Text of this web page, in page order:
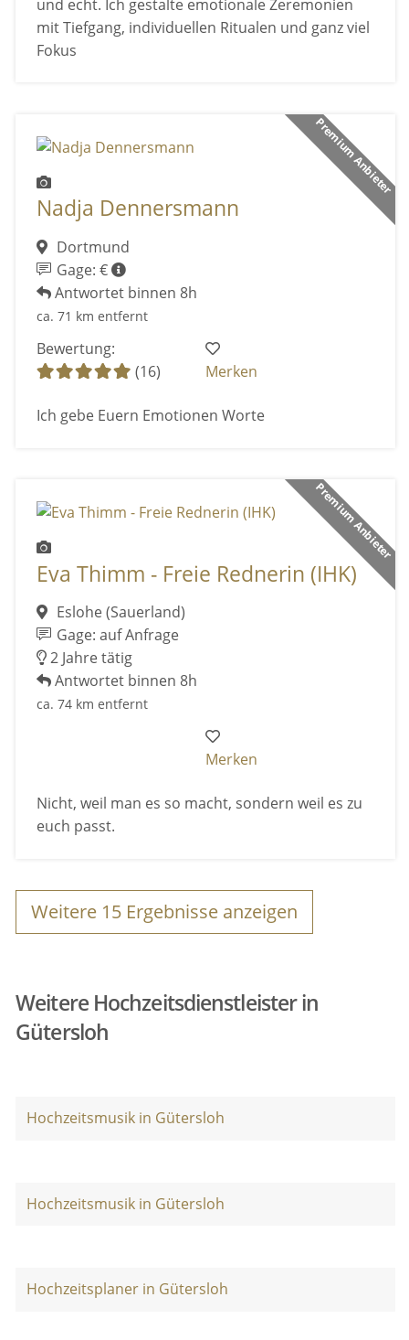
und echt. Ich gestalte emotionale Zeremonien
mit Tiefgang, individuellen Ritualen und ganz viel
Fokus
Premium Anbieter
Nadja Dennersmann
Dortmund
Gage: €
Antwortet binnen 8h
ca. 71 km entfernt
Bewertung:
(16)
Merken
Ich gebe Euern Emotionen Worte
Premium Anbieter
Eva Thimm - Freie Rednerin (IHK)
Eslohe (Sauerland)
Gage: auf Anfrage
2 Jahre tätig
Antwortet binnen 8h
ca. 74 km entfernt
Merken
Nicht, weil man es so macht, sondern weil es zu
euch passt.
Weitere 15 Ergebnisse anzeigen
Weitere Hochzeitsdienstleister in
Gütersloh
Hochzeitsmusik in Gütersloh
Hochzeitsmusik in Gütersloh
Hochzeitsplaner in Gütersloh